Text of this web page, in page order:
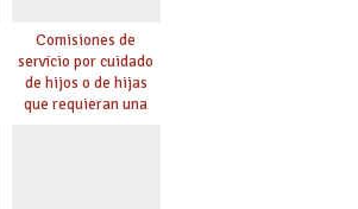
Comisiones de
servicio por cuidado
de hijos o de hijas
que requieran una